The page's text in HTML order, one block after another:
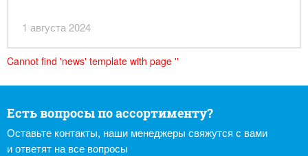
1 августа 2024
Cannot find 'news' template with page ''
Есть вопросы по ассортименту?
Оставьте контакты, наши менеджеры свяжутся с вами
и ответят на все вопросы